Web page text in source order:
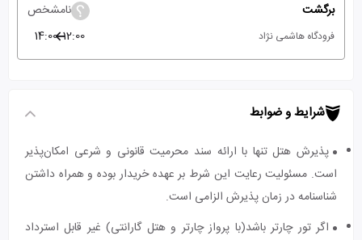
برگشت
نامشخص
فرودگاه هاشمی نژاد 12:00
14:00
شرایط و ضوابط
پذیرش هتل تنها با ارائه سند محرمیت قانونی و شرعی امکان‌پذیر
است. مسئولیت رعایت این شرط بر عهده خریدار بوده و همراه داشتن
شناسنامه در زمان پذیرش الزامی است.
اگر تور چارتر باشد(با پرواز چارتر و هتل گارانتی) غیر قابل استرداد